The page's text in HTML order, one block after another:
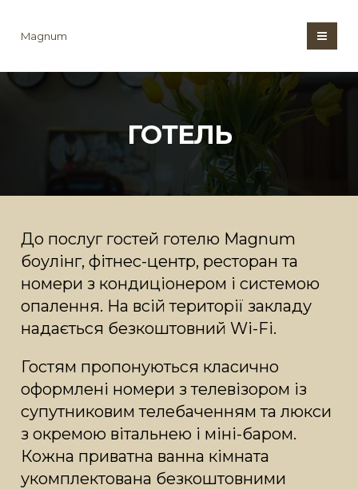
Magnum
ГОТЕЛЬ
До послуг гостей готелю Magnum
боулінг, фітнес-центр, ресторан та
номери з кондиціонером і системою
опалення. На всій території закладу
надається безкоштовний Wi-Fi.
Гостям пропонуються класично
оформлені номери з телевізором із
супутниковим телебаченням та люкси
з окремою вітальнею і міні-баром.
Кожна приватна ванна кімната
укомплектована безкоштовними